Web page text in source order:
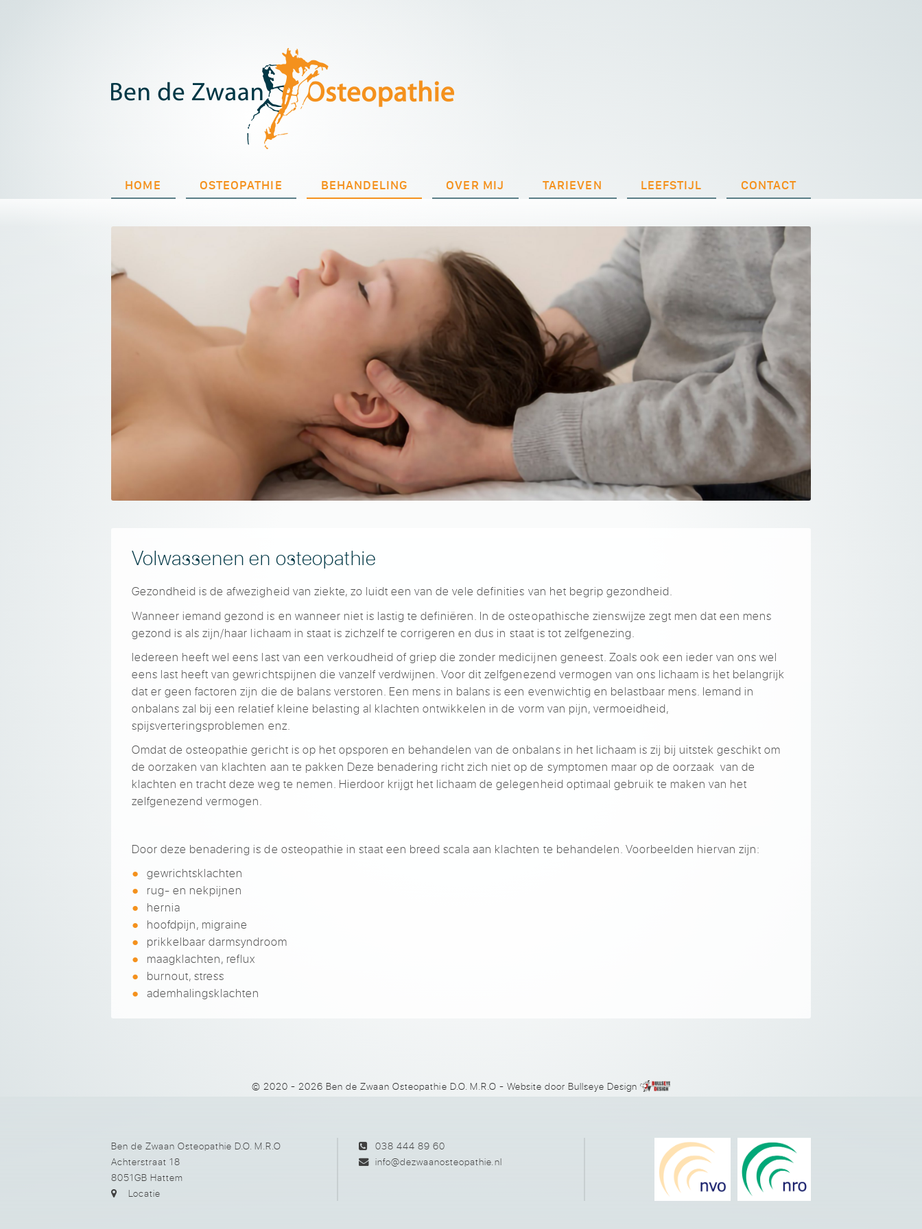
HOME OSTEOPATHIE BEHANDELING OVER MIJ TARIEVEN LEEFSTIJL CONTACT
Volwassenen en osteopathie
Gezondheid is de afwezigheid van ziekte, zo luidt een van de vele definities van het begrip gezondheid.
Wanneer iemand gezond is en wanneer niet is lastig te definiëren. In de osteopathische zienswijze zegt men dat een mens
gezond is als zijn/haar lichaam in staat is zichzelf te corrigeren en dus in staat is tot zelfgenezing.
Iedereen heeft wel eens last van een verkoudheid of griep die zonder medicijnen geneest. Zoals ook een ieder van ons wel
eens last heeft van gewrichtspijnen die vanzelf verdwijnen. Voor dit zelfgenezend vermogen van ons lichaam is het belangrijk
dat er geen factoren zijn die de balans verstoren. Een mens in balans is een evenwichtig en belastbaar mens. Iemand in
onbalans zal bij een relatief kleine belasting al klachten ontwikkelen in de vorm van pijn, vermoeidheid,
spijsverteringsproblemen enz.
Omdat de osteopathie gericht is op het opsporen en behandelen van de onbalans in het lichaam is zij bij uitstek geschikt om
de oorzaken van klachten aan te pakken Deze benadering richt zich niet op de symptomen maar op de oorzaak van de
klachten en tracht deze weg te nemen. Hierdoor krijgt het lichaam de gelegenheid optimaal gebruik te maken van het
zelfgenezend vermogen.
Door deze benadering is de osteopathie in staat een breed scala aan klachten te behandelen. Voorbeelden hiervan zijn:
gewrichtsklachten
rug- en nekpijnen
hernia
hoofdpijn, migraine
prikkelbaar darmsyndroom
maagklachten, reflux
burnout, stress
ademhalingsklachten
© 2020 - 2026 Ben de Zwaan Osteopathie D.O. M.R.O - Website door Bullseye Design
Ben de Zwaan Osteopathie D.O. M.R.O
Achterstraat 18
8051GB Hattem
Locatie
038 444 89 60
info@dezwaanosteopathie.nl